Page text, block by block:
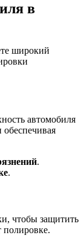
в
широкий
автомобиля
обеспечивая
.
.
чтобы защитить
полировке.